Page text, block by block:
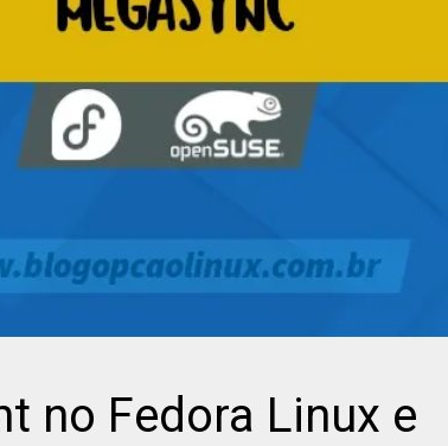
no Fedora Linux e